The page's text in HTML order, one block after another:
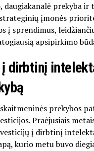
daugiakanalė prekyba ir
įmonės
į sprendimus,
apsipirkimo
dirbtinį
prekybos
Praėjusiais
į dirbtinį
kurio metu buvo